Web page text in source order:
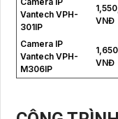
Vantech VPH-
301IP
VNĐ
Camera IP
Vantech VPH-
M306IP
VNĐ